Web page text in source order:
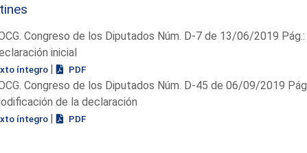
Congreso de los Diputados Núm. D-7 de 13/06/2019
inicial
íntegro | PDF
Congreso de los Diputados Núm. D-45 de 06/09/2019
de la declaración
íntegro | PDF